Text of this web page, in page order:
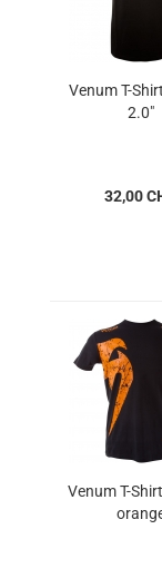
Venum T-
2.0"
32,00
Venum T-